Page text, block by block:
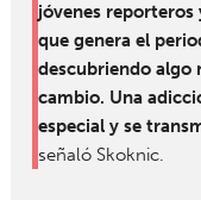
jóvenes reporteros
que genera el
descubriendo algo
cambio. Una
especial y se
señaló Skoknic.